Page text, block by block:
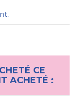
CE
ACHETÉ :